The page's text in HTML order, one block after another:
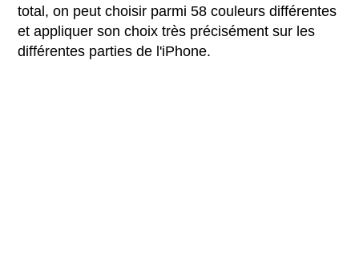
total, on peut choisir parmi 58 couleurs différentes
et appliquer son choix très précisément sur les
différentes parties de l'iPhone.